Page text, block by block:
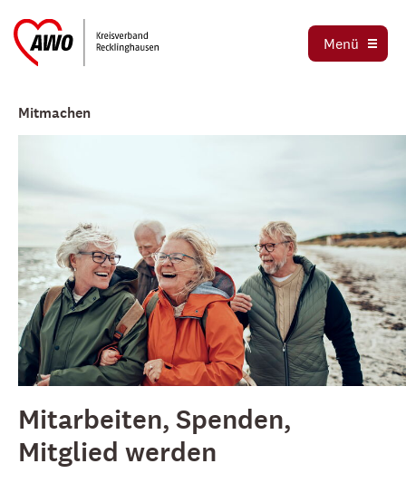
Menü
Stadtverbände
Stellenbörse
Mitmachen
Mitarbeiten, Spenden,
Mitglied werden